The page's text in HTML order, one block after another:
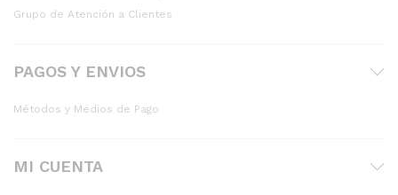
Grupo de Atención a Clientes
PAGOS Y ENVIOS
Métodos y Medios de Pago
MI CUENTA